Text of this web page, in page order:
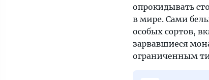
опрокидывать
в мире. Сами
особых сортов,
зарвавшиеся
ограниченным